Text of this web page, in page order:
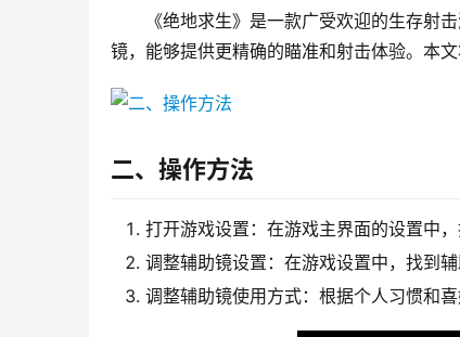
《绝地求生》是一款广受欢迎的生存射
镜，能够提供更精确的瞄准和射击体验。本
二、操作方法
打开游戏设置：在游戏主界面的设置中，
调整辅助镜设置：在游戏设置中，找到
调整辅助镜使用方式：根据个人习惯和